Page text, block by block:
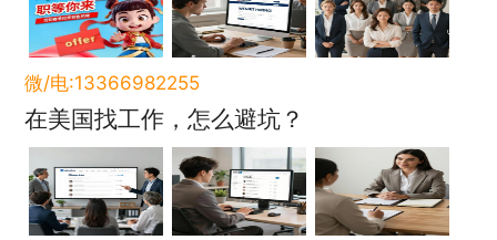
微/电:13366982255
在美国找工作，怎么避坑？